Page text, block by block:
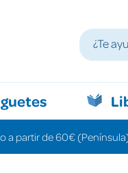
a partir de 60€